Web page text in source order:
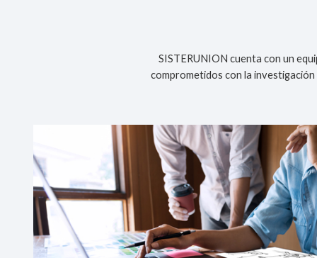
SISTERUNION cuenta con un
comprometidos con la